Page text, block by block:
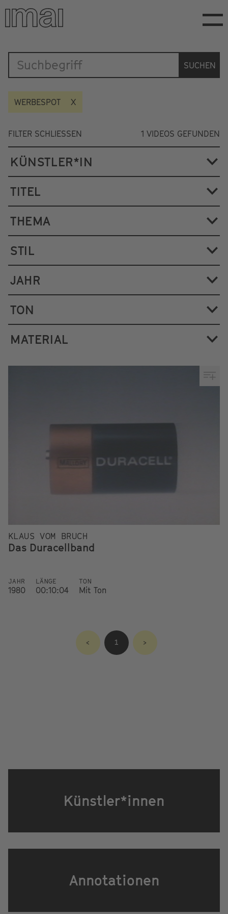
Direkt
zum
Inhalt
Katalog
SUCHEN
WERBESPOT
FILTER SCHLIESSEN 1 VIDEOS GEFUNDEN
KÜNSTLER*IN
TITEL
THEMA
STIL
JAHR
TON
MATERIAL
KLAUS VOM BRUCH
Das Duracellband
JAHR
1980
LÄNGE
00:10:04
TON
Mit Ton
< 1 >
Künstler*innen
Annotationen